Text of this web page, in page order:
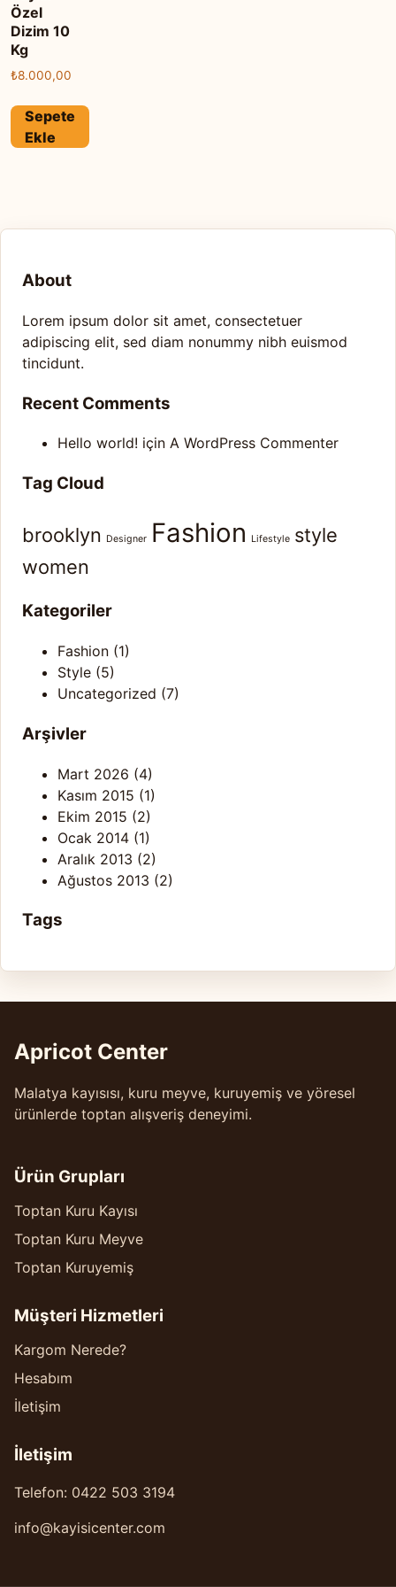
Özel
Dizim 10
Kg
₺8.000,00
Sepete
Ekle
About
Lorem ipsum dolor sit amet, consectetuer
adipiscing elit, sed diam nonummy nibh euismod
tincidunt.
Recent Comments
Hello world! için A WordPress Commenter
Tag Cloud
brooklyn Designer Fashion Lifestyle style
women
Kategoriler
Fashion (1)
Style (5)
Uncategorized (7)
Arşivler
Mart 2026 (4)
Kasım 2015 (1)
Ekim 2015 (2)
Ocak 2014 (1)
Aralık 2013 (2)
Ağustos 2013 (2)
Tags
Apricot Center
Malatya kayısısı, kuru meyve, kuruyemiş ve yöresel
ürünlerde toptan alışveriş deneyimi.
Ürün Grupları
Toptan Kuru Kayısı
Toptan Kuru Meyve
Toptan Kuruyemiş
Müşteri Hizmetleri
Kargom Nerede?
Hesabım
İletişim
İletişim
Telefon: 0422 503 3194
info@kayisicenter.com